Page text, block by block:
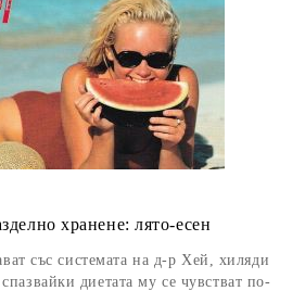
хранене: лято-есен
със системата на д-р Хей, хиляди
диетата му се чувстват по-